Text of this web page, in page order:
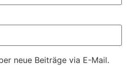
neue Beiträge via E-Mail.